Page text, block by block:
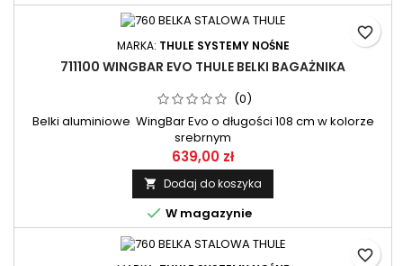
MARKA: THULE SYSTEMY NOŚNE
711100 WINGBAR EVO THULE BELKI BAGAŻNIKA
(0)
Belki aluminiowe WingBar Evo o długości 108 cm w kolorze
srebrnym
639,00 zł
 Dodaj do koszyka
 W magazynie
favorite_border
favorite_border